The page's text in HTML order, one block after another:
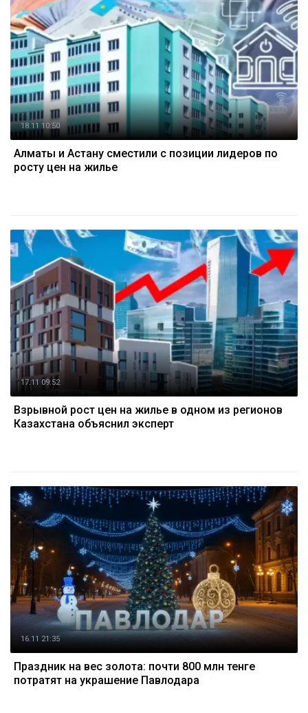
18.11 10:50
Алматы и Астану сместили с позиции лидеров по
росту цен на жилье
17.11 09:52
Взрывной рост цен на жилье в одном из регионов
Казахстана объяснил эксперт
16.11 21:35
Праздник на вес золота: почти 800 млн тенге
потратят на украшение Павлодара